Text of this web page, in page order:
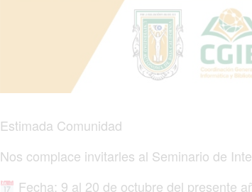
Estimada Comunidad
Nos complace invitarles al Seminario de
Fecha: 9 al 20 de octubre del presente